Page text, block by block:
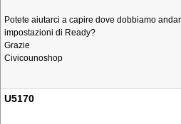
Potete aiutarci a capire dove dobbiamo
impostazioni di Ready?
Grazie
Civicounoshop
U5170